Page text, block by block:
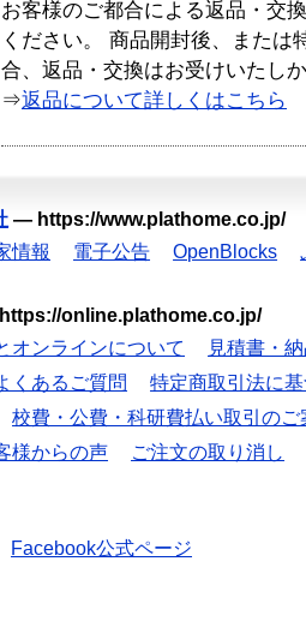
お客様のご都合による返品・交
ください。 商品開封後、または
合、返品・交換はお受けいたし
⇒返品について詳しくはこちら
— https://www.plathome.co.jp/
情報 電子公告 OpenBlocks
https://online.plathome.co.jp/
オンラインについて
見積書・
くあるご質問
特定商取引法に
校費・公費・科研費払い取引のご
様からの声 ご注文の取り消し
Facebook公式ページ